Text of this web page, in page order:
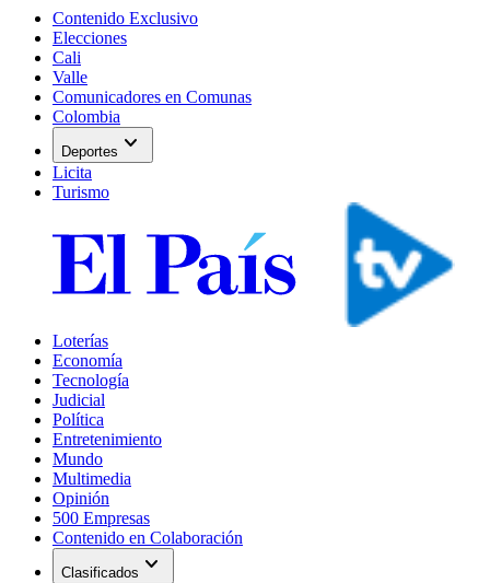
Contenido Exclusivo
Elecciones
Cali
Valle
Comunicadores en Comunas
Colombia
Deportes expand_more
Licita
Turismo
Loterías
Economía
Tecnología
Judicial
Política
Entretenimiento
Mundo
Multimedia
Opinión
500 Empresas
Contenido en Colaboración
Clasificados expand_more